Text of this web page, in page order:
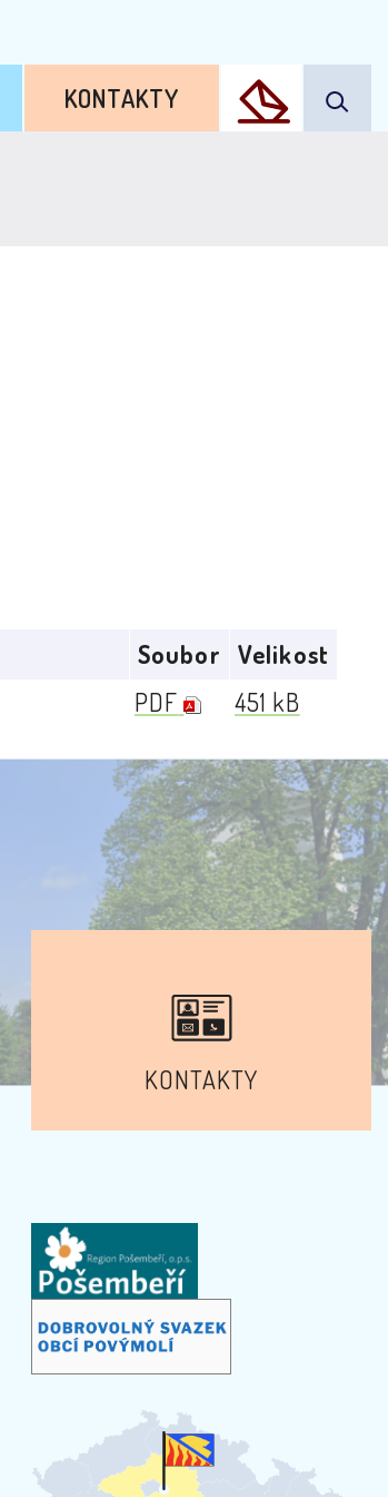
KONTAKTY
Soubor
Velikost
PDF 451 kB
KONTAKTY